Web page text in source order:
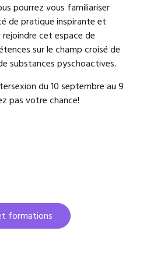
pourrez vous familiariser
de pratique inspirante et
cet espace de
sur le champ croisé de
substances pyschoactives.
du 10 septembre au 9
pas votre chance!
formations